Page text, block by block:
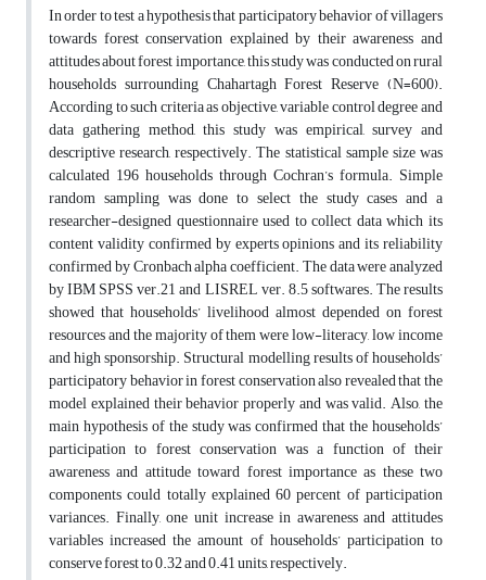
In order to test a hypothesis that participatory behavior of villagers
towards forest conservation explained by their awareness and
attitudes about forest importance, this study was conducted on rural
households surrounding Chahartagh Forest Reserve (N=600).
According to such criteria as objective, variable control degree and
data gathering method, this study was empirical, survey and
descriptive research, respectively. The statistical sample size was
calculated 196 households through Cochran’s formula. Simple
random sampling was done to select the study cases and a
researcher-designed questionnaire used to collect data which its
content validity confirmed by experts opinions and its reliability
confirmed by Cronbach alpha coefficient. The data were analyzed
by IBM SPSS ver.21 and LISREL ver. 8.5 softwares. The results
showed that households’ livelihood almost depended on forest
resources and the majority of them were low-literacy, low income
and high sponsorship. Structural modelling results of households’
participatory behavior in forest conservation also revealed that the
model explained their behavior properly and was valid. Also, the
main hypothesis of the study was confirmed that the households’
participation to forest conservation was a function of their
awareness and attitude toward forest importance as these two
components could totally explained 60 percent of participation
variances. Finally, one unit increase in awareness and attitudes
variables increased the amount of households’ participation to
conserve forest to 0.32 and 0.41 units, respectively.